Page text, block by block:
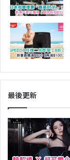
最後更新